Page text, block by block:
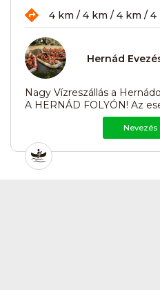
4 km / 4 km / 4 km /
Hernád
Nagy Vízreszállás a
A HERNÁD FOLYÓN! Az
Nevezés